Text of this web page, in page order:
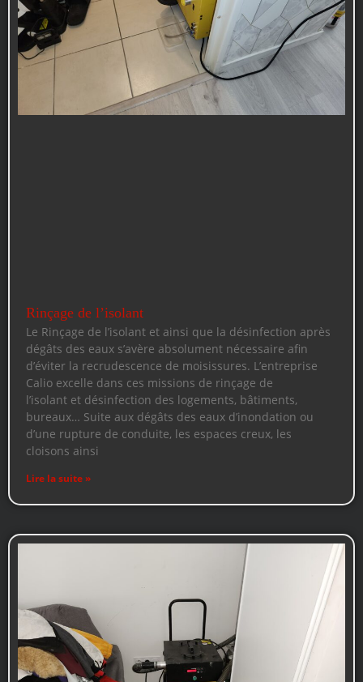
Rinçage de l’isolant
Le Rinçage de l’isolant et ainsi que la désinfection après
dégâts des eaux s’avère absolument nécessaire afin
d’éviter la recrudescence de moisissures. L’entreprise
Calio excelle dans ces missions de rinçage de
l’isolant et désinfection des logements, bâtiments,
bureaux… Suite aux dégâts des eaux d’inondation ou
d’une rupture de conduite, les espaces creux, les
cloisons ainsi
Lire la suite »